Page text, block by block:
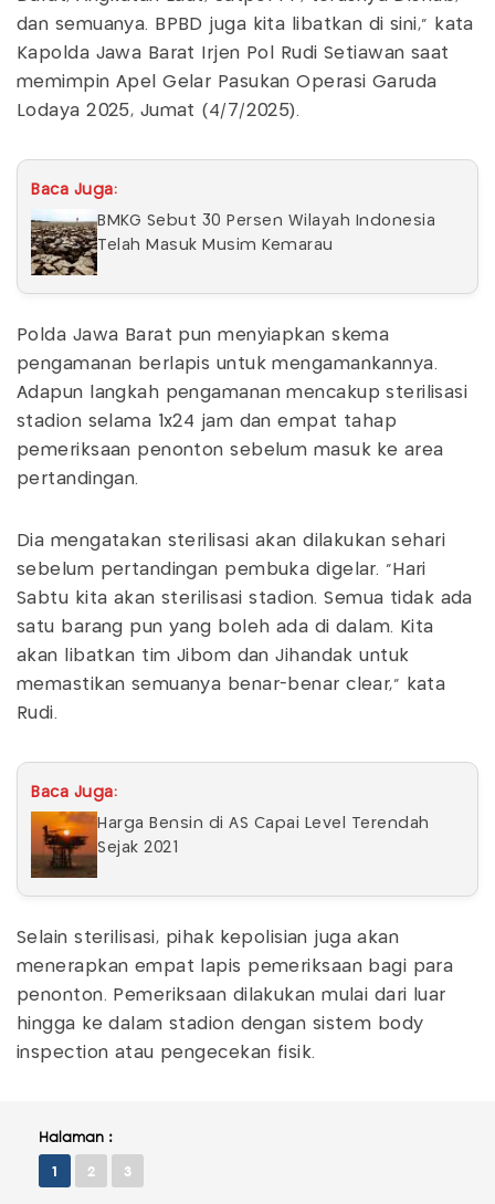
dan semuanya. BPBD juga kita libatkan di sini," kata
Kapolda Jawa Barat Irjen Pol Rudi Setiawan saat
memimpin Apel Gelar Pasukan Operasi Garuda
Lodaya 2025, Jumat (4/7/2025).
Baca Juga:
BMKG Sebut 30 Persen Wilayah Indonesia
Telah Masuk Musim Kemarau
Polda Jawa Barat pun menyiapkan skema
pengamanan berlapis untuk mengamankannya.
Adapun langkah pengamanan mencakup sterilisasi
stadion selama 1x24 jam dan empat tahap
pemeriksaan penonton sebelum masuk ke area
pertandingan.
Dia mengatakan sterilisasi akan dilakukan sehari
sebelum pertandingan pembuka digelar. “Hari
Sabtu kita akan sterilisasi stadion. Semua tidak ada
satu barang pun yang boleh ada di dalam. Kita
akan libatkan tim Jibom dan Jihandak untuk
memastikan semuanya benar-benar clear,” kata
Rudi.
Baca Juga:
Harga Bensin di AS Capai Level Terendah
Sejak 2021
Selain sterilisasi, pihak kepolisian juga akan
menerapkan empat lapis pemeriksaan bagi para
penonton. Pemeriksaan dilakukan mulai dari luar
hingga ke dalam stadion dengan sistem body
inspection atau pengecekan fisik.
Halaman :
1 2 3